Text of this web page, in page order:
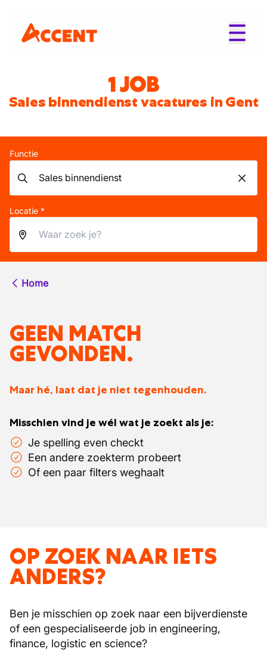
1 JOB
Sales binnendienst vacatures in Gent
Functie
Locatie *
Home
GEEN MATCH
GEVONDEN.
Maar hé, laat dat je niet tegenhouden.
Misschien vind je wél wat je zoekt als je:
Je spelling even checkt
Een andere zoekterm probeert
Of een paar filters weghaalt
OP ZOEK NAAR IETS
ANDERS?
Ben je misschien op zoek naar een bijverdienste
of een gespecialiseerde job in engineering,
finance, logistic en science?